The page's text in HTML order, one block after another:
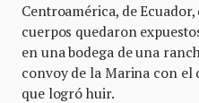
Centroamérica, de
cuerpos quedaron
en una bodega de una
convoy de la Marina con el
que logró huir.